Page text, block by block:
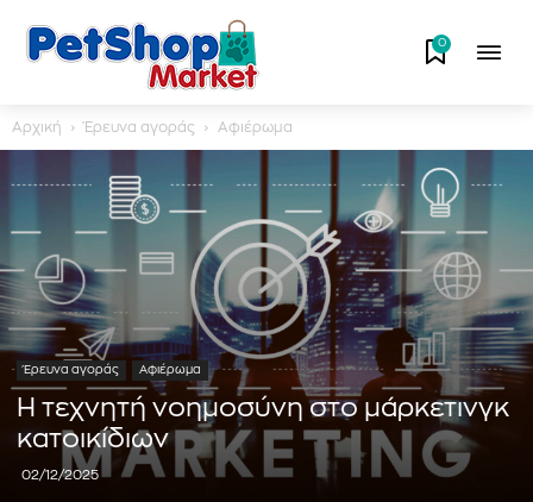
0
Αρχική Έρευνα αγοράς Αφιέρωμα
Έρευνα αγοράς Αφιέρωμα
Η τεχνητή νοημοσύνη στο μάρκετινγκ
κατοικίδιων
02/12/2025